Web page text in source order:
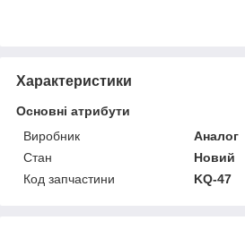
Характеристики
Основні атрибути
Виробник
Аналог
Стан
Новий
Код запчастини
KQ-47